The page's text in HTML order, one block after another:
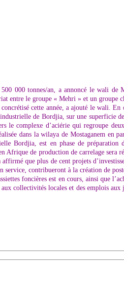
000 tonnes/an, a annoncé le wali de
entre le groupe « Mehri » et un groupe
cette année, a ajouté le wali. En
de Bordjia, sur une superficie
le complexe d’aciérie qui regroupe
dans la wilaya de Mostaganem en
Bordjia, est en phase de préparation
Afrique de production de carrelage sera
que plus de cent projets
service, contribueront à la création de
foncières est en cours, ainsi que
collectivités locales et des emplois aux